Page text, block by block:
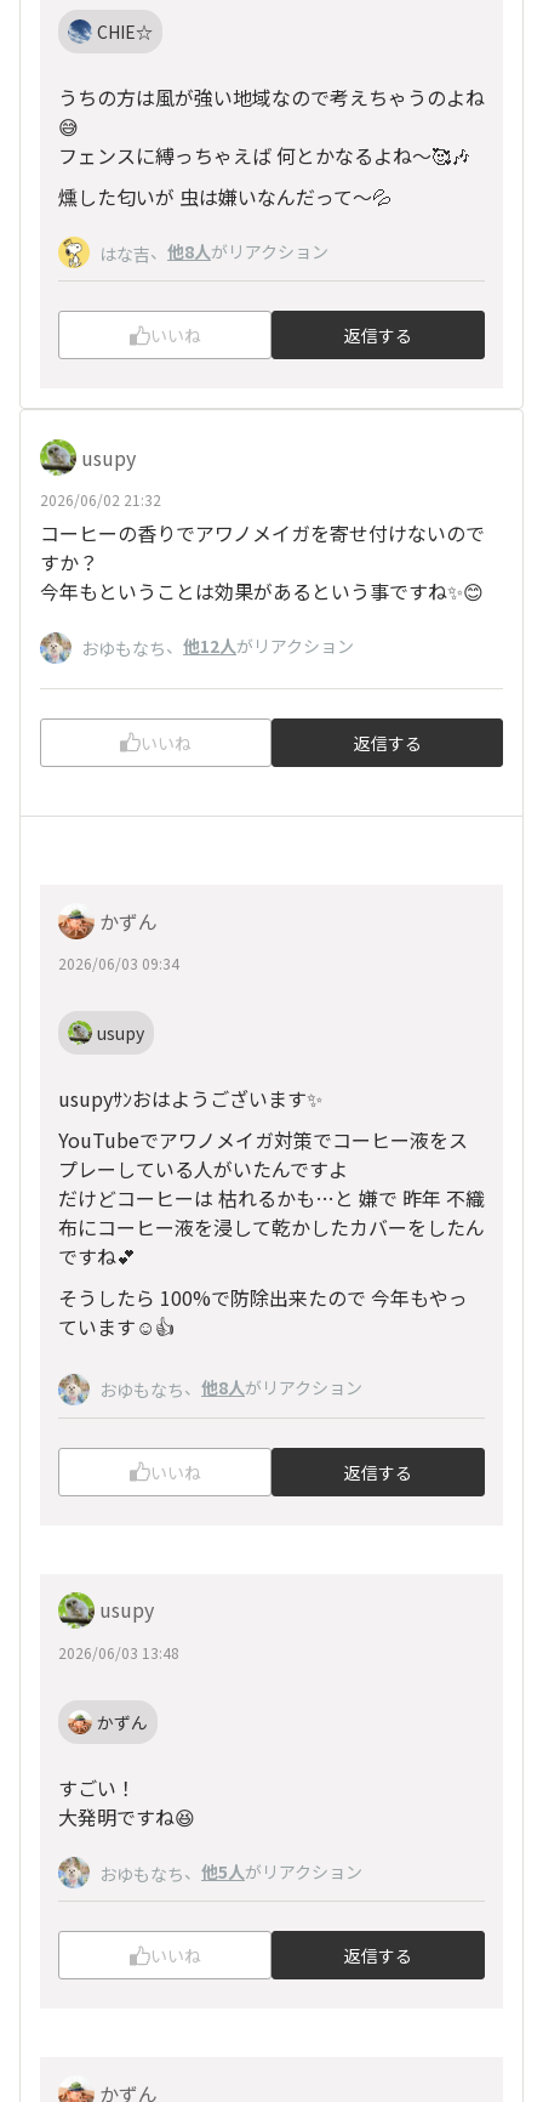
CHIE☆
うちの方は風が強い地域なので考えちゃうのよね
😅
フェンスに縛っちゃえば 何とかなるよね～🥰🎶
燻した匂いが 虫は嫌いなんだって～💦
はな吉、 他8人がリアクション
いいね 返信する
usupy
2026/06/02 21:32
コーヒーの香りでアワノメイガを寄せ付けないので
すか？
今年もということは効果があるという事ですね✨😊
おゆもなち、 他12人がリアクション
いいね 返信する
かずん
2026/06/03 09:34
usupy
usupyｻﾝおはようございます✨
YouTubeでアワノメイガ対策でコーヒー液をス
プレーしている人がいたんですよ
だけどコーヒーは 枯れるかも…と 嫌で 昨年 不織
布にコーヒー液を浸して乾かしたカバーをしたん
ですね💕︎
そうしたら 100%で防除出来たので 今年もやっ
ています☺️👍
おゆもなち、 他8人がリアクション
いいね 返信する
usupy
2026/06/03 13:48
かずん
すごい！
大発明ですね😆
おゆもなち、 他5人がリアクション
いいね 返信する
かずん